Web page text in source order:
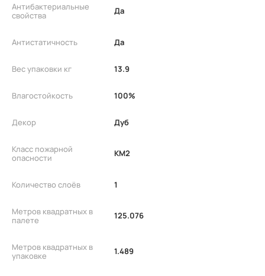
Антибактериальные
свойства
Да
Антистатичность Да
Вес упаковки кг 13.9
Влагостойкость 100%
Декор Дуб
Класс пожарной
опасности
КМ2
Количество слоёв 1
Метров квадратных в
палете
125.076
Метров квадратных в
упаковке
1.489